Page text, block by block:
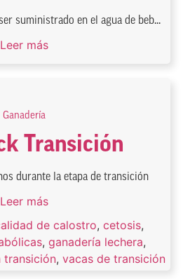
suministrado en el agua de beb...
Leer más
Ganadería
Transición
durante la etapa de transición
Leer más
de calostro, cetosis,
, ganadería lechera,
transición, vacas de transición